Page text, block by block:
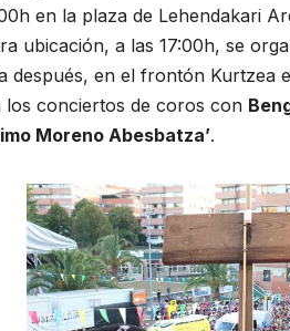
en la plaza de Lehendakari
ubicación, a las 17:00h, se
después, en el frontón Kurtzea
los conciertos de coros con
Moreno Abesbatza’.